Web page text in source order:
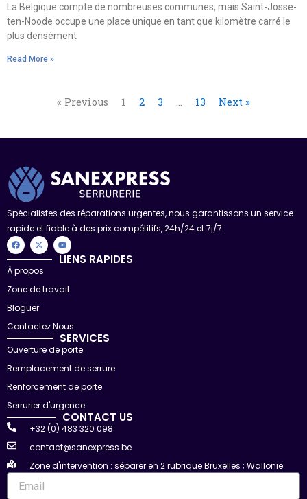
La Belgique compte de nombreuses communes, mais Saint-Josse-
ten-Noode occupe une place unique en tant que kilomètre carré le
plus densément
Read More »
« Previous 1 2 3 … 13 Next »
Spécialistes des réparations urgentes, nous garantissons un service
rapide et fiable à des prix compétitifs, 24h/24 et 7j/7.
F
a
c
b
o
X
-
t
i
t
r
Y
o
u
t
e
LIENS RAPIDES
À propos
Zone de travail
Bloguer
Contactez Nous
SERVICES
Ouverture de porte
Remplacement de serrure
Renforcement de porte
Serrurier d'urgence
CONTACT US
+32 (0) 483 320 098
contact@sanexpress.be
Zone d'intervention : séparer en 2 rubrique Bruxelles ; Wallonie